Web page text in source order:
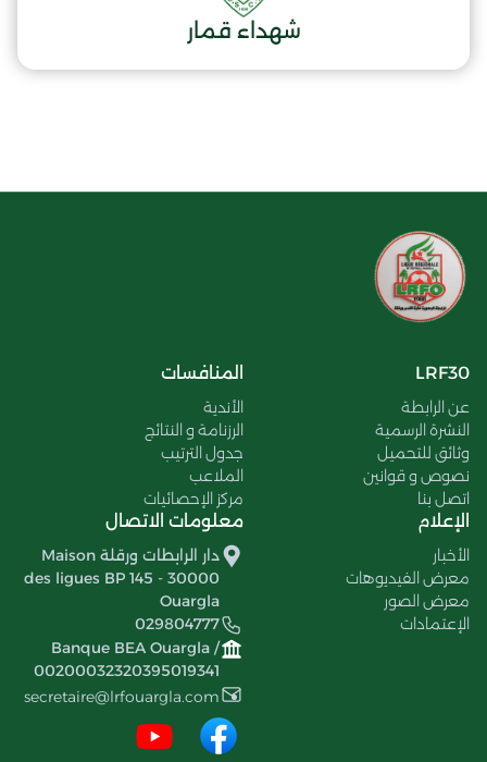
شهداء قمار
LRF30
عن الرابطة
النشرة الرسمية
وثائق للتحميل
نصوص و قوانين
اتصل بنا
المنافسات
الأندية
الرزنامة و النتائج
جدول الترتيب
الملاعب
مركز الإحصائيات
الإعلام
الأخبار
معرض الفيديوهات
معرض الصور
الإعتمادات
معلومات الاتصال
دار الرابطات ورقلة Maison
des ligues BP 145 - 30000
Ouargla
029804777
Banque BEA Ouargla /
00200032320395019341
secretaire@lrfouargla.com